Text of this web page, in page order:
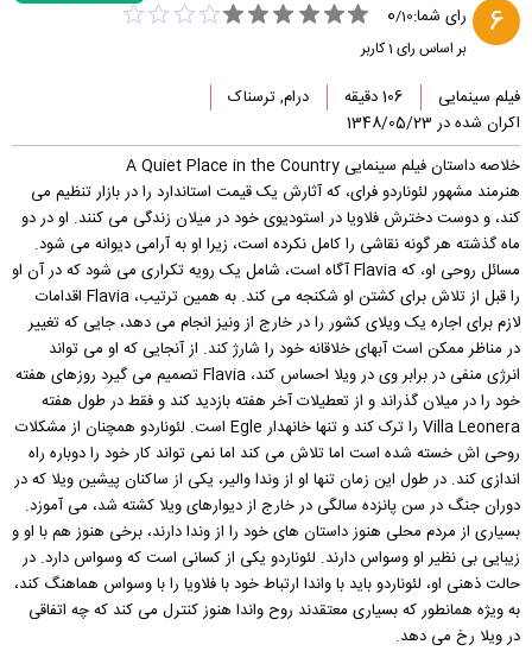
6 رای شما: 0/10
بر اساس رای 1کاربر
فیلم سینمایی 106 دقیقه
درام, ترسناک
اکران شده در 1348/05/23
خلاصه داستان فیلم سینمایی A Quiet Place in the Country
هنرمند مشهور لئوناردو فرای، که آثارش یک قیمت استاندارد را در بازار تنظیم می
کند، و دوست دخترش فلاویا در استودیوی خود در میلان زندگی می کنند. او در دو
ماه گذشته هر گونه نقاشی را کامل نکرده است، زیرا او به آرامی دیوانه می شود.
مسائل روحی او، که Flavia آگاه است، شامل یک رویه تکراری می شود که در آن او
را قبل از تلاش برای کشتن او شکنجه می کند. به همین ترتیب، Flavia اقدامات
لازم برای اجاره یک ویلای کشور را در خارج از ونیز انجام می دهد، جایی که تغییر
در مناظر ممکن است آبهای خلاقانه خود را شارژ کند. از آنجایی که او می تواند
انرژی منفی در برابر وی در ویلا احساس کند، Flavia تصمیم می گیرد روزهای هفته
خود را در میلان گذراند و از تعطیلات آخر هفته بازدید کند و فقط در طول هفته
Villa Leonera را ترک کند و تنها خانهدار Egle است. لئوناردو همچنان از مشکلات
روحی اش خسته شده است اما تلاش می کند اما نمی تواند کار خود را دوباره راه
اندازی کند. در طول این زمان تنها او از وندا والیر، یکی از ساکنان پیشین ویلا که در
دوران جنگ در سن پانزده سالگی در خارج از دیوارهای ویلا کشته شد، می آموزد.
بسیاری از مردم محلی هنوز داستان های خود را از وندا دارند، برخی هنوز هم با او و
زیبایی بی نظیر او وسواس دارند. لئوناردو یکی از کسانی است که وسواس دارد. در
حالت ذهنی او، لئوناردو باید با واندا ارتباط خود با فلاویا را با وسواس هماهنگ کند،
به ویژه همانطور که بسیاری معتقدند روح واندا هنوز کنترل می کند که چه اتفاقی
در ویلا رخ می دهد.